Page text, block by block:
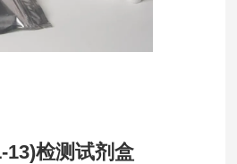
13)检测试剂盒